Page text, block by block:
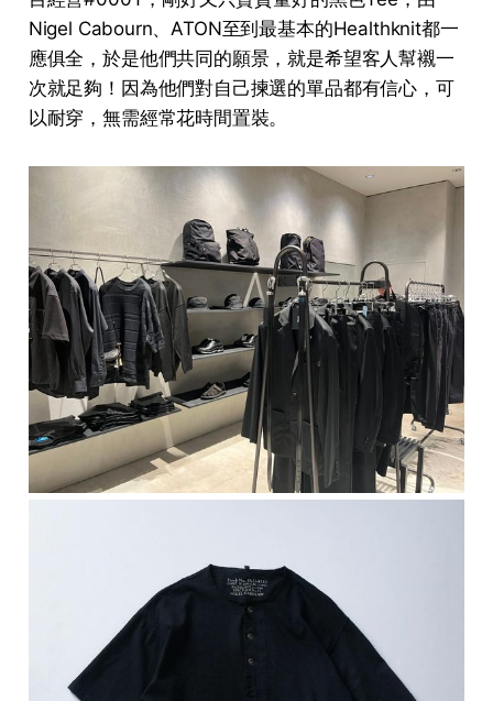
Nigel Cabourn、ATON至到最基本的Healthknit都一
應俱全，於是他們共同的願景，就是希望客人幫襯一
次就足夠！因為他們對自己揀選的單品都有信心，可
以耐穿，無需經常花時間置裝。